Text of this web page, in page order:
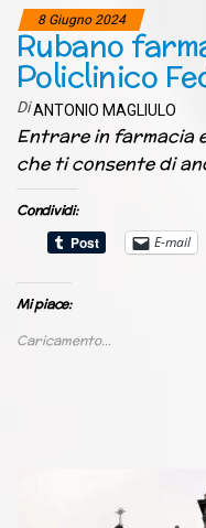
8 Giugno 2024
Rubano
Policlinico
DiANTONIO MAGLIULO
Entrare in farmacia
che ti consente di
Condividi:
E-mail
Mi piace:
Caricamento...